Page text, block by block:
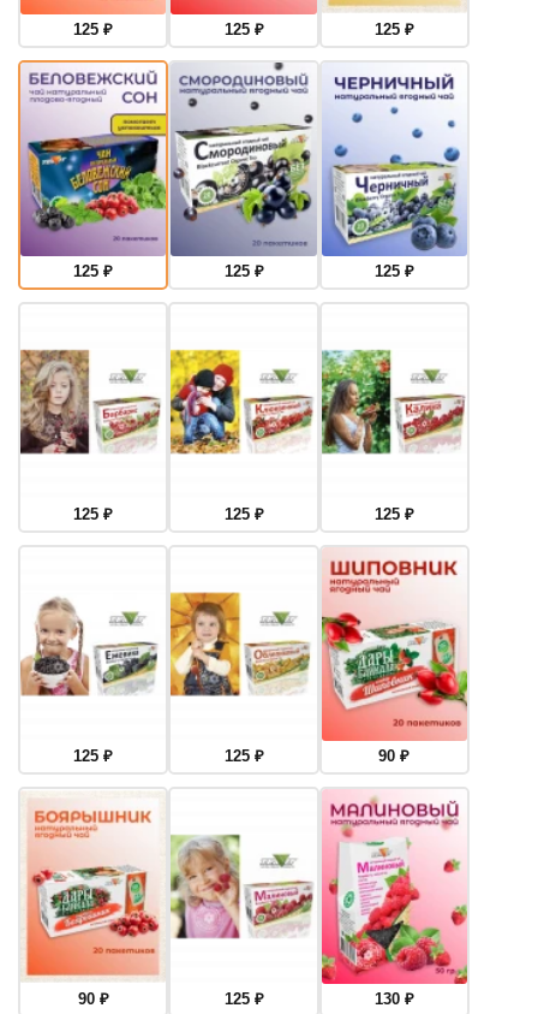
125₽ 125 ₽ 125 ₽
125₽ 125 ₽ 125 ₽
125₽ 125 ₽ 125 ₽
125₽ 125 ₽ 90₽
90 ₽ 125 ₽ 130 ₽